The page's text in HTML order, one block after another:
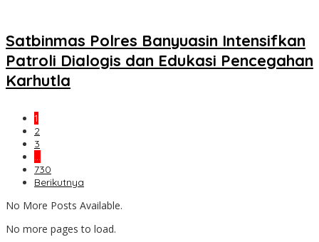
Satbinmas Polres Banyuasin Intensifkan
Patroli Dialogis dan Edukasi Pencegahan
Karhutla
1
2
3
…
730
Berikutnya
No More Posts Available.
No more pages to load.